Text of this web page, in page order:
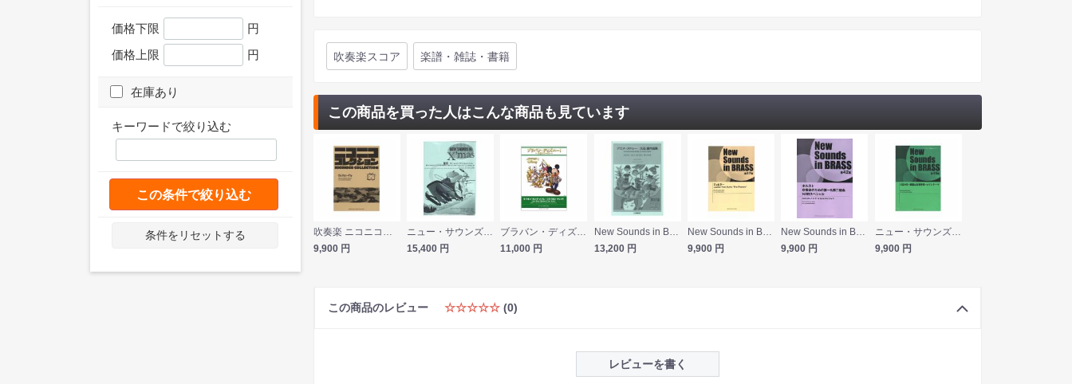
価格下限
円
価格上限
円
在庫あり
キーワードで絞り込む
この条件で絞り込む
条件をリセットする
吹奏楽スコア 楽譜・雑誌・書籍
この商品を買った人はこんな商品も見ています
吹奏楽 ニコニココレクション Butter-Fly ヤマハミュージックメディア
9,900 円
ニュー・サウンズ・イン・クリスマス復刻版 聖夜 -ドリーム・イン・ザ・サイレント・ナイト- ヤマハミュージックメディア
15,400 円
ブラバン・ディズニー！〜吹部ストーリー〜 ライオン・キング・メドレー ライオン・キング ヤマハミュージックメディア
11,000 円
New Sounds in Brass NSB 第27集 アニメ・メドレー 〜久石譲作品集 ヤマハミュージックメディア
13,200 円
New Sounds in Brass NSB第47集 ジュピター ヤマハミュージックメディア
9,900 円
New Sounds in Brass第42集 ホルスト 吹奏楽のための第一＆第二組曲 NSBスペシャル ヤマハミュージックメディア
9,900 円
ニュー・サウンズ・イン・ブラス NSB第45集 IQ246〜華麗なる事件簿〜メインテーマ ヤマハミュージックメディア
9,900 円
この商品のレビュー ☆☆☆☆☆ (0)
レビューを書く